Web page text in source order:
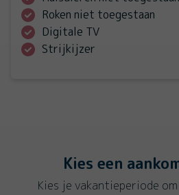
Roken niet toegestaan
Digitale TV
Strijkijzer
Kies een
Kies je vakantieperiode